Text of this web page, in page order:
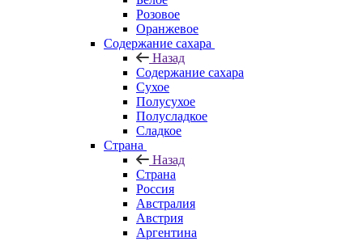
Розовое
Оранжевое
Содержание сахара
Назад
Содержание сахара
Сухое
Полусухое
Полусладкое
Сладкое
Страна
Назад
Страна
Россия
Австралия
Австрия
Аргентина